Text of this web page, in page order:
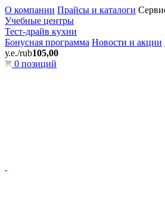
О компании Прайсы и каталоги
Учебные центры
Тест-драйв кухни
Бонусная программа Новости и акции
у.е./rub105,00
0 позиций